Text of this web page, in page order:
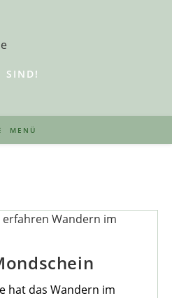
SIND!
MENÜ
hat das Wandern im